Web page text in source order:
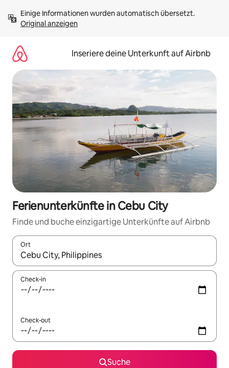
Inhalten
springenOriginal anzeigen
Inseriere deine Unterkunft auf Airbnb
Ferienunterkünfte in Cebu City
Finde und buche einzigartige Unterkünfte auf Airbnb
Ort
Wenn Ergebnisse verfügbar sind, navigiere mit den
Check-in
Check-out
Suche